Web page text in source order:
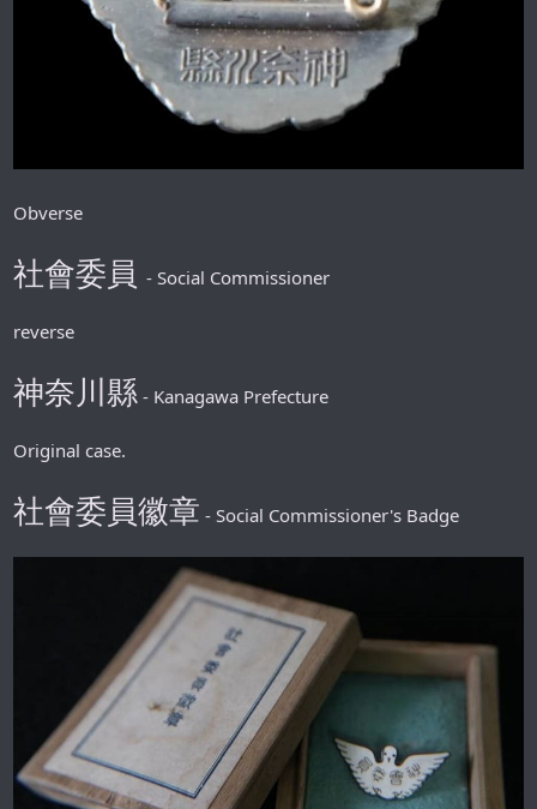
Obverse
社會委員 - Social Commissioner
reverse
神奈川縣 - Kanagawa Prefecture
Original case.
社會委員徽章 - Social Commissioner's Badge